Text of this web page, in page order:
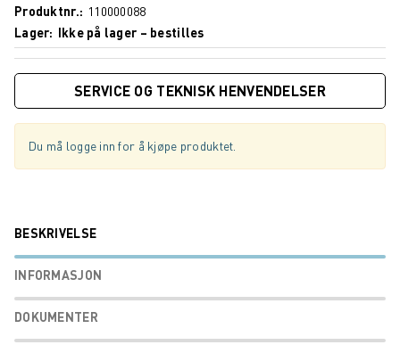
Produktnr.
110000088
Lager
Ikke på lager – bestilles
SERVICE OG TEKNISK HENVENDELSER
Du må logge inn for å kjøpe produktet.
BESKRIVELSE
INFORMASJON
DOKUMENTER